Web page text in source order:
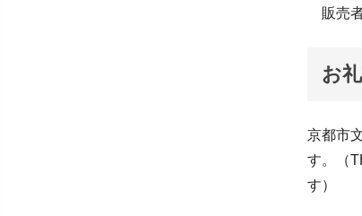
販売者
お
京都市
す。（
す）